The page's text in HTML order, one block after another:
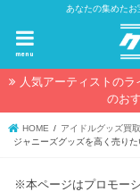
あなたの集めたお
menu
人気アーティストの
のお
HOME アイドルグッズ買取
ジャニーズグッズを高く売り
※本ページはプロモー